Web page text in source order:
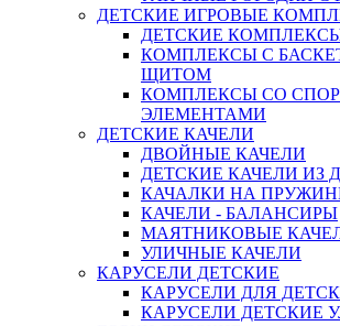
ДЕТСКИЕ ИГРОВЫЕ
ДЕТСКИЕ
КОМПЛЕКСЫ С
ЩИТОМ
КОМПЛЕКСЫ СО
ЭЛЕМЕНТАМИ
ДЕТСКИЕ КАЧЕЛИ
ДВОЙНЫЕ КАЧЕЛИ
ДЕТСКИЕ КАЧЕЛИ ИЗ
КАЧАЛКИ НА
КАЧЕЛИ - БАЛАНСИРЫ
МАЯТНИКОВЫЕ
УЛИЧНЫЕ КАЧЕЛИ
КАРУСЕЛИ ДЕТСКИЕ
КАРУСЕЛИ ДЛЯ
КАРУСЕЛИ ДЕТСКИЕ